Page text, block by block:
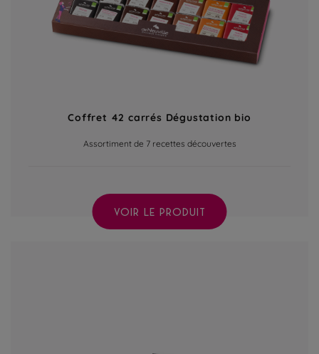
Coffret 42 carrés Dégustation bio
Assortiment de 7 recettes découvertes
VOIR LE PRODUIT